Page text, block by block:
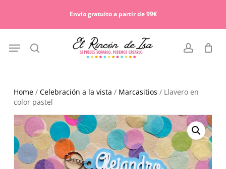
Envío gratuito a partir de 99€
search account
Menu
Cart
Home/ Celebración a la vista / Marcasitios / Llavero en
color pastel